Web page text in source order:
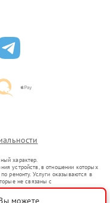
характер.
устройств, в отношении которых
ремонту. Услуги оказываются в
не связаны с
представителями.
оборот в соответствии
можете